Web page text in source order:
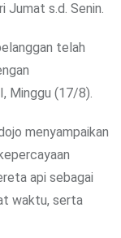
Jumat s.d. Senin.
telah
Minggu (17/8).
menyampaikan
api sebagai
waktu, serta